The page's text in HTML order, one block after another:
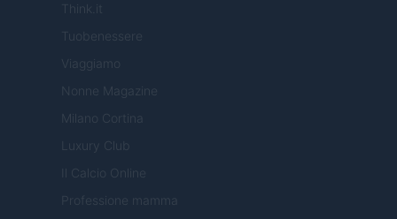
Think.it
Tuobenessere
Viaggiamo
Nonne Magazine
Milano Cortina
Luxury Club
Il Calcio Online
Professione mamma